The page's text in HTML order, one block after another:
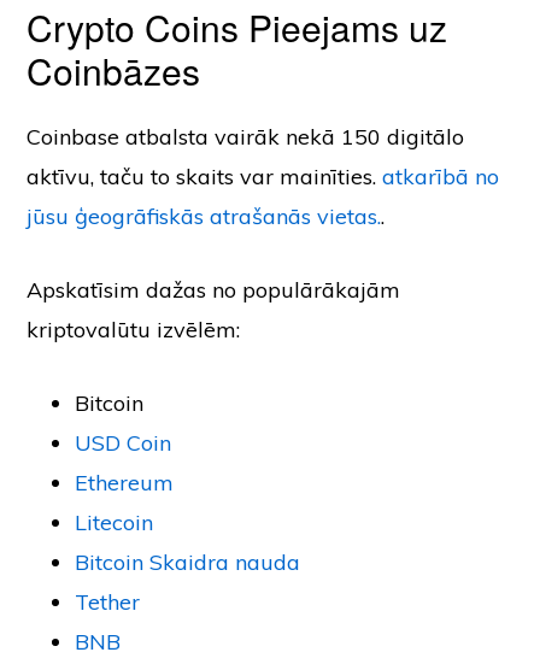
Crypto Coins Pieejams uz
Coinbāzes
Coinbase atbalsta vairāk nekā 150 digitālo
aktīvu, taču to skaits var mainīties.atkarībā no
jūsu ģeogrāfiskās atrašanās vietas..
Apskatīsim dažas no populārākajām
kriptovalūtu izvēlēm:
Bitcoin
USD Coin
Ethereum
Litecoin
Bitcoin Skaidra nauda
Tether
BNB